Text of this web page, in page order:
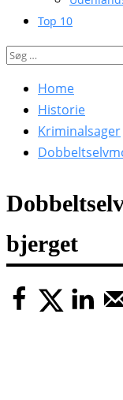
Top 10
Søg
Home
Historie
Kriminalsager
bjerget